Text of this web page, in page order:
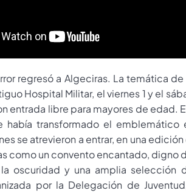
regresó a Algeciras. La temática
Hospital Militar, el viernes 1 y el
entrada libre para mayores de edad.
había transformado el
se atrevieron a entrar, en una
como un convento encantado, digno
oscuridad y una amplia
por la Delegación de